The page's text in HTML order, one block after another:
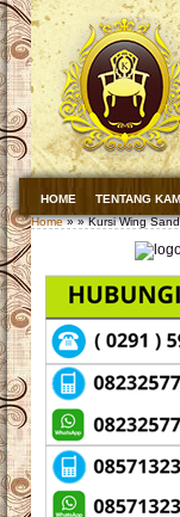
HOME TENTANG
Home» » Kursi Wing